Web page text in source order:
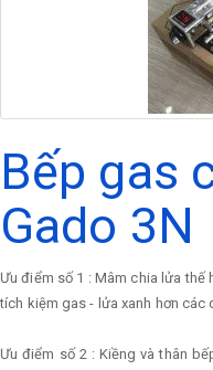
Bếp gas
Gado 3N
Ưu điểm số 1 : Mâm chia lửa
tích kiệm gas - lửa xanh hơn
Ưu điểm số 2 : Kiềng và thân